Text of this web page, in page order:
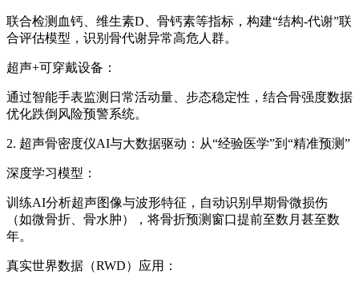
联合检测血钙、维生素D、骨钙素等指标，构建“结构-代谢”联
合评估模型，识别骨代谢异常高危人群。
超声+可穿戴设备：
通过智能手表监测日常活动量、步态稳定性，结合骨强度数据
优化跌倒风险预警系统。
2. 超声骨密度仪AI与大数据驱动：从“经验医学”到“精准预测”
深度学习模型：
训练AI分析超声图像与波形特征，自动识别早期骨微损伤
（如微骨折、骨水肿），将骨折预测窗口提前至数月甚至数
年。
真实世界数据（RWD）应用：